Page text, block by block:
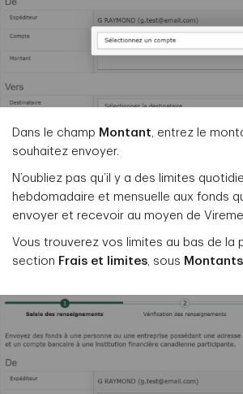
Dans le champ Montant, entrez le
souhaitez envoyer.
N’oubliez pas qu’il y a des limites
hebdomadaire et mensuelle aux fonds
envoyer et recevoir au moyen de
Vous trouverez vos limites au bas de la
section Frais et limites, sous